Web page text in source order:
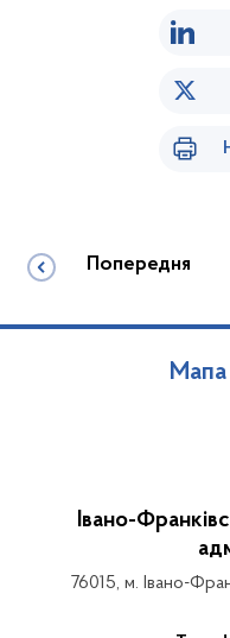
Попередня
Мапа
Івано-
76015, м. Івано-